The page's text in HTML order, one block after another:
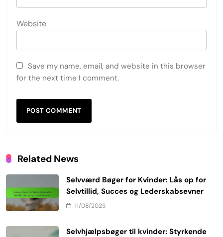
Website
Save my name, email, and website in this browser
for the next time I comment.
Related News
Selvværd Bøger for Kvinder: Lås op for
Selvtillid, Succes og Lederskabsevner
11/08/2025
Selvhjælpsbøger til kvinder: Styrkende